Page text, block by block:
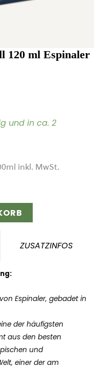
120 ml Espinaler
und in ca. 2
ml inkl. MwSt.
ZUSATZINFOS
Espinaler, gebadet in
der häufigsten
aus den besten
und
einer der am